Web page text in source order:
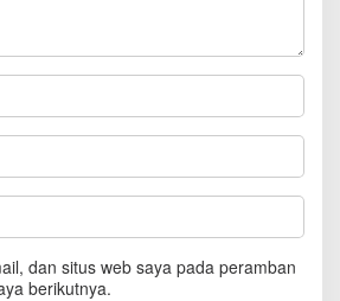
dan situs web saya pada peramban
berikutnya.